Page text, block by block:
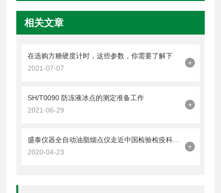
相关文章
在选购方糖硬度计时，这些参数，你需要了解下
2021-07-07
+
SH/T0090 防冻液冰点的测定准备工作
2021-06-29
+
2020-04-23
+